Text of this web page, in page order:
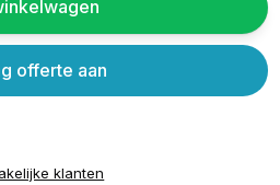
offerte aan
klanten